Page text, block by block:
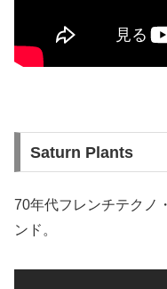
Saturn Plants
70年代フレンチテクノ
ンド。